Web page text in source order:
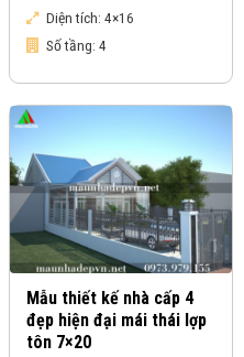
Diện tích: 4×16
Số tầng: 4
Mẫu thiết kế nhà cấp 4
đẹp hiện đại mái thái lợp
tôn 7×20